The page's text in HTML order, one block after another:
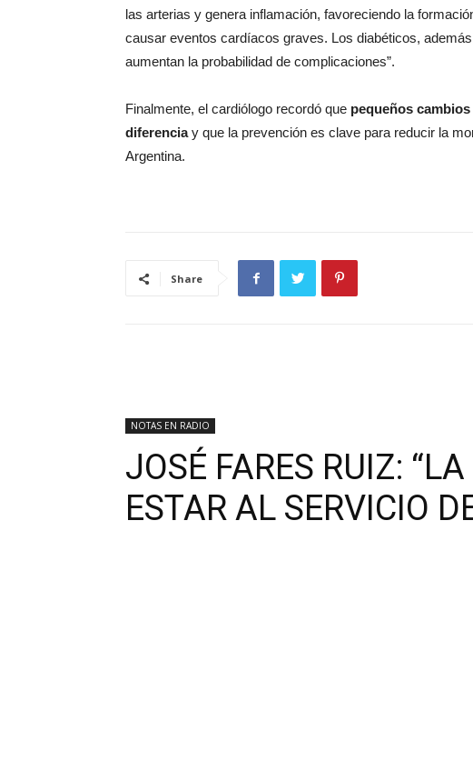
las arterias y genera inflamación, favoreciendo la
causar eventos cardíacos graves. Los diabéticos,
aumentan la probabilidad de complicaciones”.
Finalmente, el cardiólogo recordó que pequeños
diferenciay que la prevención es clave para reducir la
Argentina.
Share